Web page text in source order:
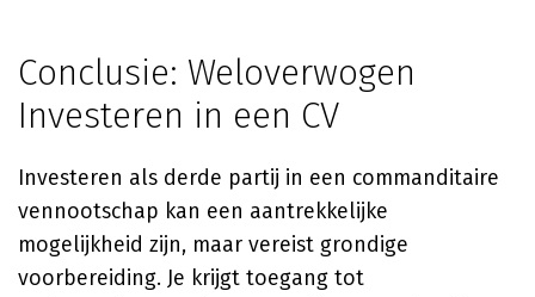
Conclusie: Weloverwogen
Investeren in een CV
Investeren als derde partij in een commanditaire
vennootschap kan een aantrekkelijke
mogelijkheid zijn, maar vereist grondige
voorbereiding. Je krijgt toegang tot